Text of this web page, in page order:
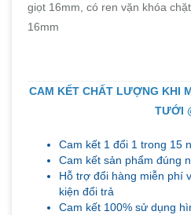
giọt 16mm, có ren vặn khóa
16mm
CAM KẾT CHẤT LƯỢNG KHI
TƯỚI
Cam kết 1 đổi 1 trong 15
Cam kết sản phẩm đúng
Hỗ trợ đổi hàng miễn phí
kiện đổi trả
Cam kết 100% sử dụng